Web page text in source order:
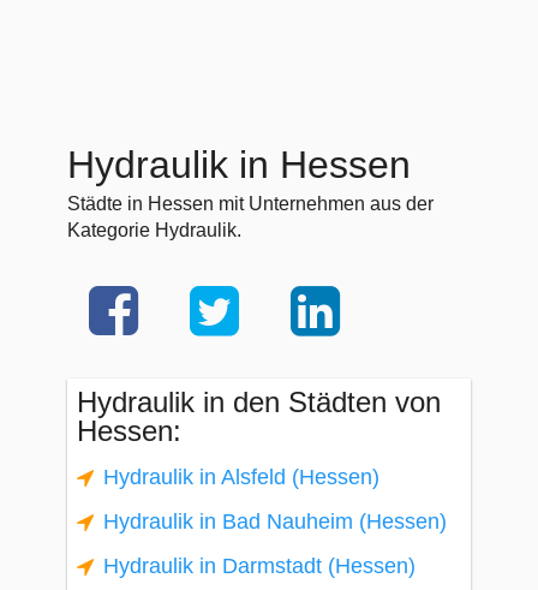
Hydraulik in Hessen
Städte in Hessen mit Unternehmen aus der
Kategorie Hydraulik.
Hydraulik in den Städten von
Hessen:
Hydraulik in Alsfeld (Hessen)
Hydraulik in Bad Nauheim (Hessen)
Hydraulik in Darmstadt (Hessen)